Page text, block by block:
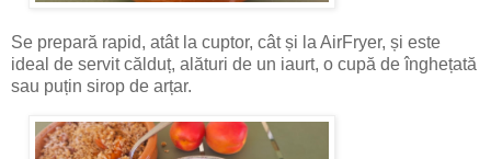
Se prepară rapid, atât la cuptor, cât și la AirFryer, și este
ideal de servit călduț, alături de un iaurt, o cupă de înghețată
sau puțin sirop de arțar.